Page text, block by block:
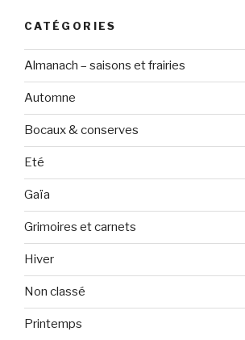
CATÉGORIES
Almanach – saisons et frairies
Automne
Bocaux & conserves
Eté
Gaïa
Grimoires et carnets
Hiver
Non classé
Printemps